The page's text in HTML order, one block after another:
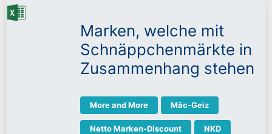
Marken, welche mit
Schnäppchenmärkte in
Zusammenhang stehen
More and More Mäc-Geiz
Netto Marken-Discount NKD